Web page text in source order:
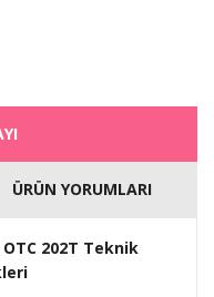
ÜRÜN YORUMLARI
202T Teknik